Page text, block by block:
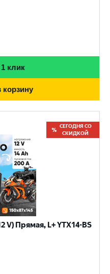
клик
корзину
СЕГОДНЯ СО
СКИДКОЙ
V) Прямая, L+ YTX14-BS